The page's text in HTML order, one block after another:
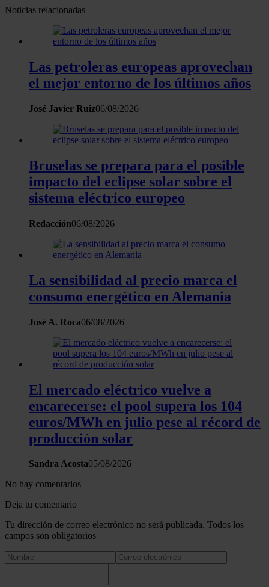
sección de datos
consentimiento en cualquier momento en la Declaración
de cookies.
Las cookies de este sitio web se usan para personalizar
el contenido y los anuncios, ofrecer funciones de redes
nuestros partners de redes sociales, publicidad y análisis
web, quienes pueden combinarla con otra información
que les haya proporcionado o que hayan recopilado a
partir del uso que haya hecho de sus servicios.
Noticias relacionadas
Las petroleras europeas aprovechan
el mejor entorno de los últimos años
José Javier Ruiz06/08/2026
Bruselas se prepara para el posible
impacto del eclipse solar sobre el
sistema eléctrico europeo
Redacción06/08/2026
La sensibilidad al precio marca el
consumo energético en Alemania
José A. Roca06/08/2026
El mercado eléctrico vuelve a
encarecerse: el pool supera los 104
euros/MWh en julio pese al récord de
producción solar
Sandra Acosta05/08/2026
No hay comentarios
Deja tu comentario
Tu dirección de correo electrónico no será publicada. Todos los
campos son obligatorios